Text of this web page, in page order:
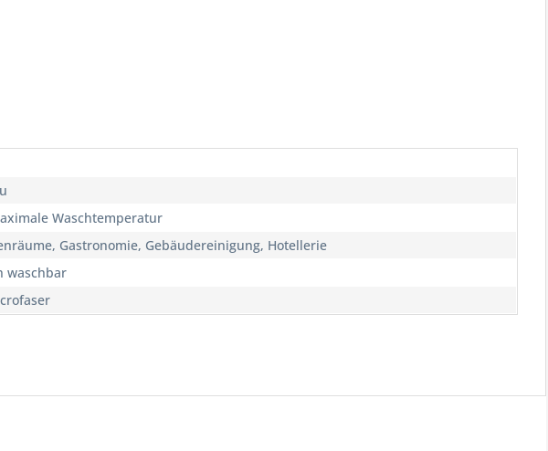
Waschtemperatur
Gastronomie, Gebäudereinigung, Hotellerie
waschbar